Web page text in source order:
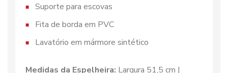
Suporte para escovas
Fita de borda em PVC
Lavatório em mármore sintético
Medidas da Espelheira: Largura 51,5 cm |